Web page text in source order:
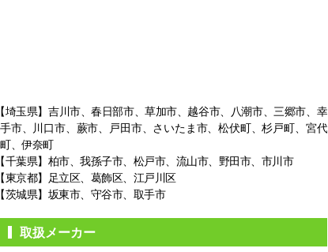
埼玉県】吉川市、春日部市、草加市、越谷市、八潮市、三郷市、幸
手市、
川口市、蕨市、戸田市、さいたま市、松伏町、杉戸町、宮代
町、伊奈町
千葉県】柏市、我孫子市、松戸市、 流山市、野田市、市川市
東京都】足立区、葛飾区、江戸川区
茨城県】坂東市、守谷市、取手市
取扱メーカー